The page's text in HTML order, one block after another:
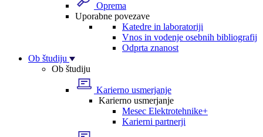
Oprema
Uporabne povezave
Katedre in laboratoriji
Vnos in vodenje osebnih bibliografij
Odprta znanost
Ob študiju
Ob študiju
Karierno usmerjanje
Karierno usmerjanje
Mesec Elektrotehnike+
Karierni partnerji